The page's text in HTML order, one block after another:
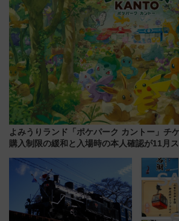
よみうりランド「ポケパーク カントー」チ
購入制限の緩和と入場時の本人確認が11月